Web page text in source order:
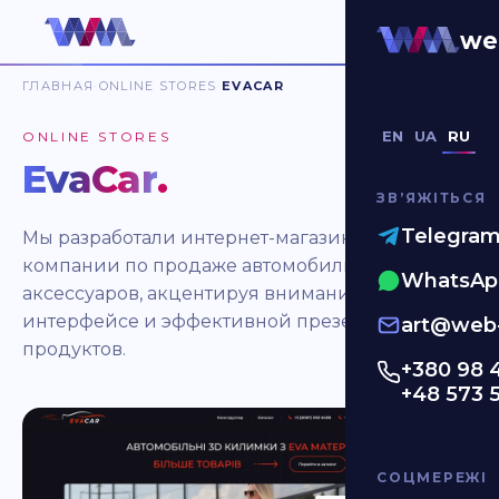
EN UA RU
ЗВʼЯЖІТЬСЯ
+380 98
+48 573
СОЦМЕРЕЖІ
ГЛАВНАЯ ONLINE STORES EVACAR
ONLINE STORES
EvaCar.
Мы разработали интернет-магазин для
компании по продаже автомобильных
аксессуаров, акцентируя внимание на чистом
интерфейсе и эффективной презентации
продуктов.